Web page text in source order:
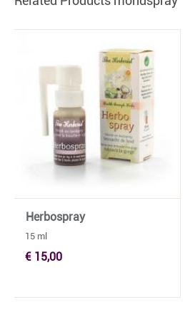
Herbospray
15 ml
€ 15,00